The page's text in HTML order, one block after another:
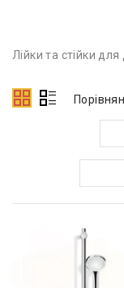
Лійки та стійки